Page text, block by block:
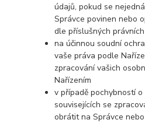
údajů, pokud se
Správce povinen nebo
dle příslušných
na účinnou soudní
vaše práva podle
zpracování vašich
Nařízením
v případě pochybností
souvisejících se
obrátit na Správce